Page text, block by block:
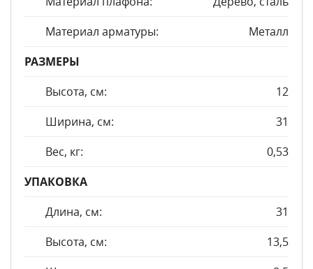
Материал арматуры:
Металл
РАЗМЕРЫ
Высота, см:
12
Ширина, см:
31
Вес, кг:
0,53
УПАКОВКА
Длина, см:
31
Высота, см:
13,5